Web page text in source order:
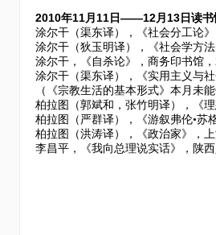
2010年11月11日——12月13日读书
涂尔干（渠东译），《社会分工论
涂尔干（狄玉明译），《社会学方
涂尔干，《自杀论》，商务印书馆
涂尔干（渠东译），《实用主义与
（《宗教生活的基本形式》本月未
柏拉图（郭斌和，张竹明译），《
柏拉图（严群译），《游叙弗伦•苏
柏拉图（洪涛译），《政治家》，
李昌平，《我向总理说实话》，陕